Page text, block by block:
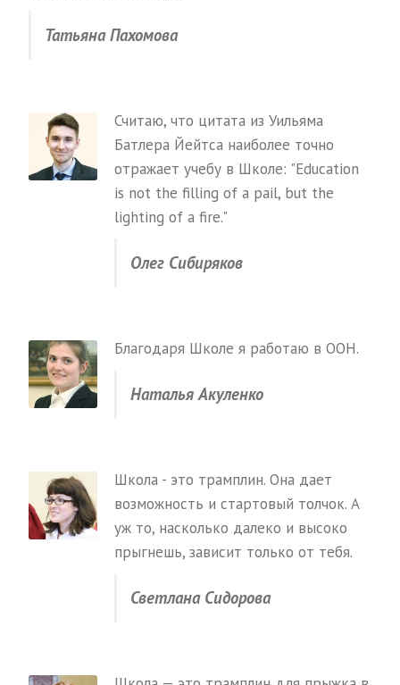
Татьяна Пахомова
Считаю, что цитата из Уильяма
Батлера Йейтса наиболее точно
отражает учебу в Школе: "Education
is not the filling of a pail, but the
lighting of a fire."
Олег Сибиряков
Благодаря Школе я работаю в ООН.
Наталья Акуленко
Школа - это трамплин. Она дает
возможность и стартовый толчок. А
уж то, насколько далеко и высоко
прыгнешь, зависит только от тебя.
Светлана Сидорова